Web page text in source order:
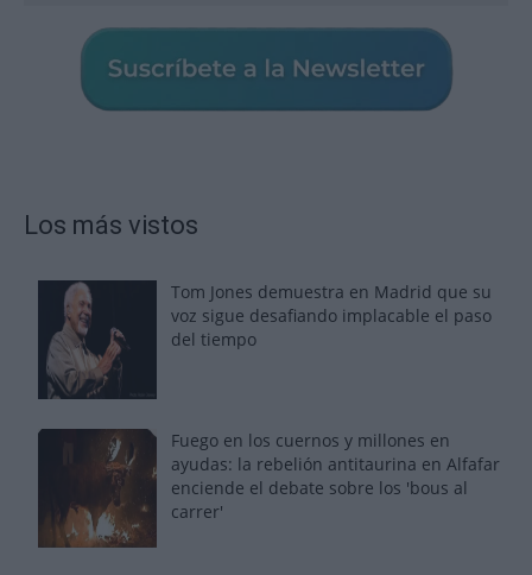
Los más vistos
Tom Jones demuestra en Madrid que su
voz sigue desafiando implacable el paso
del tiempo
Fuego en los cuernos y millones en
ayudas: la rebelión antitaurina en Alfafar
enciende el debate sobre los 'bous al
carrer'